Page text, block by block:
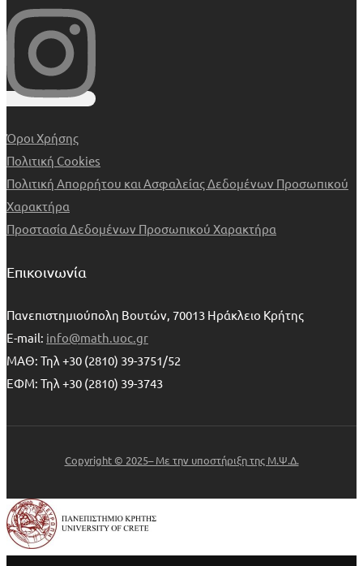
Όροι Χρήσης
Πολιτική Cookies
Πολιτική Απορρήτου και Ασφαλείας Δεδομένων Προσωπικού
Χαρακτήρα
Προστασία Δεδομένων Προσωπικού Χαρακτήρα
Επικοινωνία
Πανεπιστημιούπολη Βουτών, 70013 Ηράκλειο Κρήτης
E-mail: info@math.uoc.gr
ΜΑΘ: Τηλ +30 (2810) 39-3751/52
ΕΦΜ: Τηλ +30 (2810) 39-3743
Copyright © 2025– Με την υποστήριξη της Μ.Ψ.Δ.